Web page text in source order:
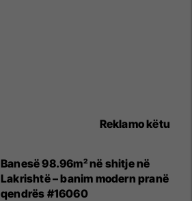
Reklamo këtu
Banesë 98.96m² në shitje në
Lakrishtë – banim modern pranë
qendrës #16060